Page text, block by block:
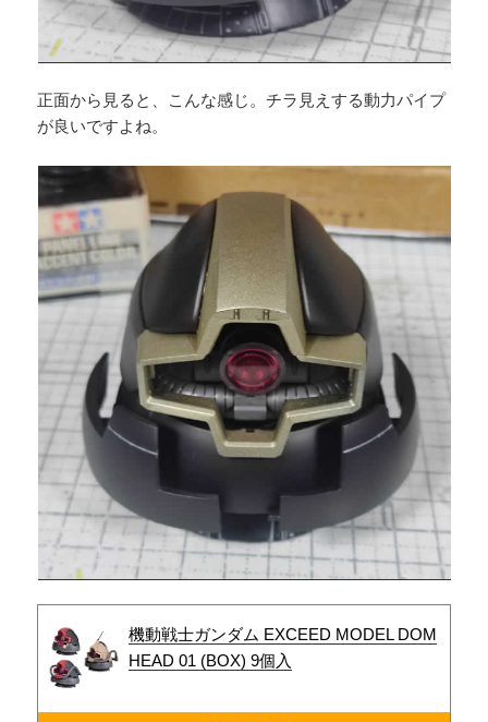
正面から見ると、こんな感じ。チラ見えする動力パイプ
が良いですよね。
機動戦士ガンダム EXCEED MODEL DOM
HEAD 01 (BOX) 9個入